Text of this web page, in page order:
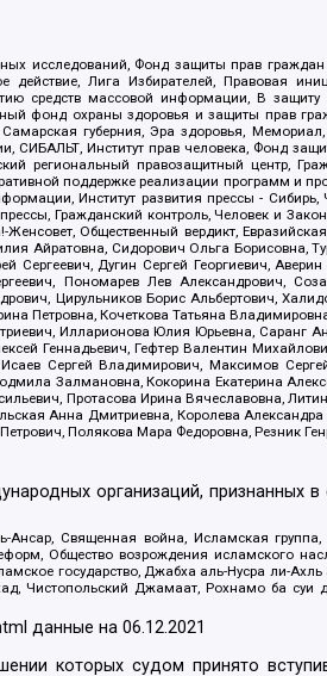
исследований, Фонд защиты прав
Лига Избирателей, Правовая
средств массовой информации, В
фонд охраны здоровья и защиты прав
губерния, Эра здоровья,
Институт прав человека, Фонд
региональный правозащитный центр,
поддержке реализации программ и
Институт развития прессы -
Гражданский контроль, Человек и
Общественный вердикт,
Сидорович Ольга Борисовна,
Дугин Сергей Георгиевич,
Пономарев Лев Александрович,
Цирульников Борис Альбертович,
Петровна, Кочеткова Татьяна
Илларионова Юлия Юрьевна, Саранг
Геннадьевич, Гефтер Валентин
Сергей Владимирович, Максимов
Залмановна, Кокорина Екатерина
Протасова Ирина Вячеславовна,
Анна Дмитриевна, Королева
Полякова Мара Федоровна, Резник
организаций, признанных
Священная война, Исламская группа,
Общество возрождения
государство, Джабха аль-Нусра ли-
Джамаат, Рохнамо ба суи
данные на06.12.2021
которых судом принято